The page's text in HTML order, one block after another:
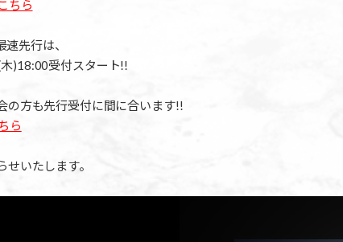
ちら
速先行は、
)18:00受付スタート!!
の方も先行受付に間に合います!!
ら
いたします。